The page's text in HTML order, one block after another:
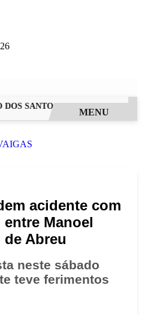
SANTOS, O “NEGUINHO DA
MENU
acidente com
Manoel
Abreu
neste sábado
teve ferimentos